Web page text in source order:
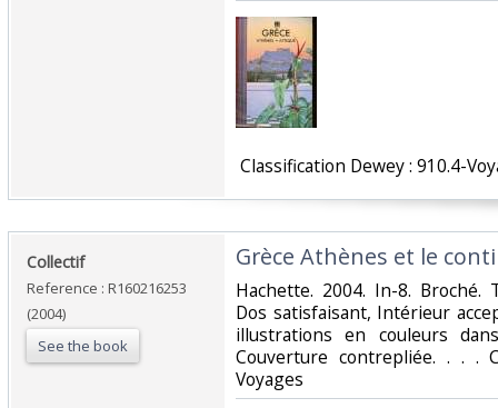
Classification Dewey : 910.4-
‎Collectif‎
Reference : R160216253
(2004)
See the book
‎Grèce Athènes et le
‎Hachette. 2004. In-8. Broché.
Dos satisfaisant, Intérieur
illustrations en couleurs
Couverture contrepliée. . . .
Voyages‎